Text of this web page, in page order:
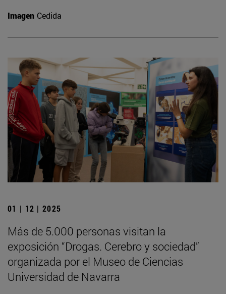
Imagen Cedida
01 | 12 | 2025
Más de 5.000 personas visitan la
exposición “Drogas. Cerebro y sociedad”
organizada por el Museo de Ciencias
Universidad de Navarra